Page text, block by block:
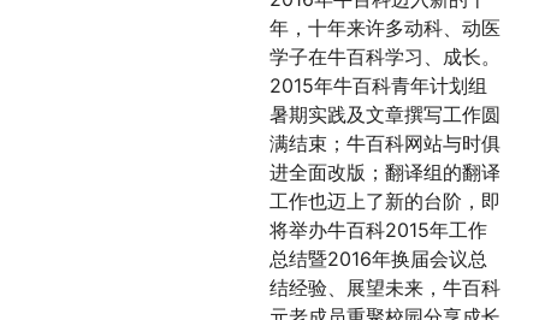
年，十年来许多动科、动医
学子在牛百科学习、成长。
2015年牛百科青年计划组
暑期实践及文章撰写工作圆
满结束；牛百科网站与时俱
进全面改版；翻译组的翻译
工作也迈上了新的台阶，即
将举办牛百科2015年工作
总结暨2016年换届会议总
结经验、展望未来，牛百科